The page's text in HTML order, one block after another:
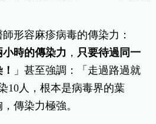
形容麻疹病毒的傳染力：
時的傳染力 ， 只要待過同一
」甚至強調：「走過路過就
10人，根本是病毒界的葉
傳染力極強。